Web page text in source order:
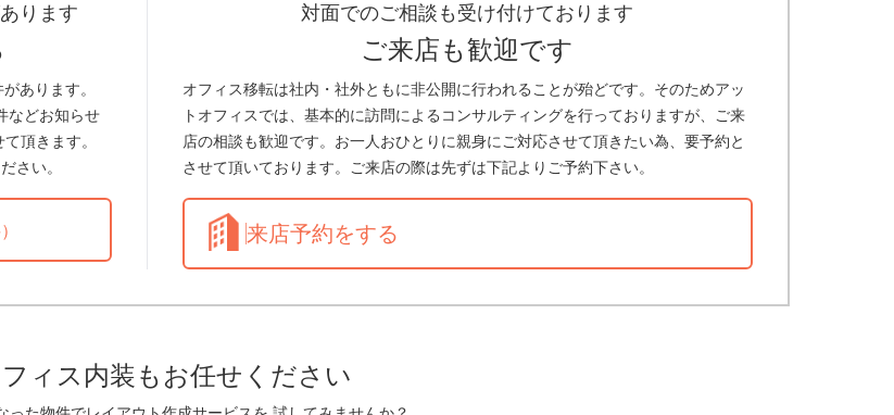
ります
あります。
などお知らせ
頂きます。
さい。
対面でのご相談も受け付けております
ご来店も歓迎です
オフィス移転は社内・社外ともに非公開に行われることが殆どです。そのためアッ
トオフィスでは、基本的に訪問によるコンサルティングを行っておりますが、ご来
店の相談も歓迎です。お一人おひとりに親身にご対応させて頂きたい為、要予約と
させて頂いております。ご来店の際は先ずは下記よりご予約下さい。
来店予約をする
ィス内装もお任せください